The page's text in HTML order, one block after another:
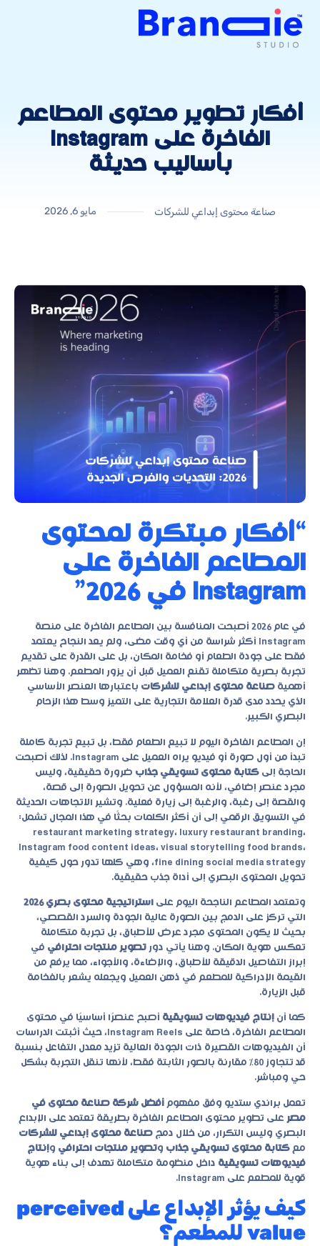
أفكار تطوير محتوى المطاعم
الفاخرة على Instagram
بأساليب حديثة
صناعة محتوى إبداعي للشركات مايو 6, 2026
“أفكار مبتكرة لمحتوى
المطاعم الفاخرة على
Instagram في 2026”
في عام 2026 أصبحت المنافسة بين المطاعم الفاخرة على منصة
Instagram أكثر شراسة من أي وقت مضى، ولم يعد النجاح يعتمد
فقط على جودة الطعام أو فخامة المكان، بل على القدرة على تقديم
تجربة بصرية متكاملة تقنع العميل قبل أن يزور المطعم. وهنا تظهر
أهمية صناعة محتوى إبداعي للشركات باعتبارها العنصر الأساسي
الذي يحدد مدى قدرة العلامة التجارية على التميز وسط هذا الزحام
البصري الكبير.
إن المطاعم الفاخرة اليوم لا تبيع الطعام فقط، بل تبيع تجربة كاملة
تبدأ من أول صورة أو فيديو يراه العميل على Instagram. لذلك أصبحت
الحاجة إلى كتابة محتوى تسويقي جذاب ضرورة حقيقية، وليس
مجرد عنصر إضافي، لأنه المسؤول عن تحويل الصورة إلى قصة،
والقصة إلى رغبة، والرغبة إلى زيارة فعلية. وتشير الاتجاهات الحديثة
في التسويق الرقمي إلى أن أكثر الكلمات بحثًا في هذا المجال تشمل:
restaurant marketing strategy، luxury restaurant branding،
Instagram food content ideas، visual storytelling food brands،
fine dining social media strategy، وهي كلها تدور حول كيفية
تحويل المحتوى البصري إلى أداة جذب حقيقية.
وتعتمد المطاعم الناجحة اليوم على استراتيجية محتوى بصري 2026
التي تركز على الدمج بين الصورة عالية الجودة والسرد القصصي،
بحيث لا يكون المحتوى مجرد عرض للأطباق، بل تجربة متكاملة
تعكس هوية المكان. وهنا يأتي دور تصوير منتجات احترافي في
إبراز التفاصيل الدقيقة للأطباق، والإضاءة، والأجواء، مما يرفع من
القيمة الإدراكية للمطعم في ذهن العميل ويجعله يشعر بالفخامة
قبل الزيارة.
كما أن إنتاج فيديوهات تسويقية أصبح عنصرًا أساسيًا في محتوى
المطاعم الفاخرة، خاصة على Instagram Reels، حيث أثبتت الدراسات
أن الفيديوهات القصيرة ذات الجودة العالية تزيد معدل التفاعل بنسبة
قد تتجاوز 80% مقارنة بالصور الثابتة فقط، لأنها تنقل التجربة بشكل
حي ومباشر.
تعمل براندي ستديو وفق مفهوم أفضل شركة صناعة محتوى في
مصر على تطوير محتوى المطاعم الفاخرة بطريقة تعتمد على الإبداع
البصري وليس التكرار، من خلال دمج صناعة محتوى إبداعي للشركات
مع كتابة محتوى تسويقي جذاب وتصوير منتجات احترافي وإنتاج
فيديوهات تسويقية داخل منظومة متكاملة تهدف إلى بناء هوية
قوية للمطعم على Instagram.
كيف يؤثر الإبداع على perceived
value للمطعم؟